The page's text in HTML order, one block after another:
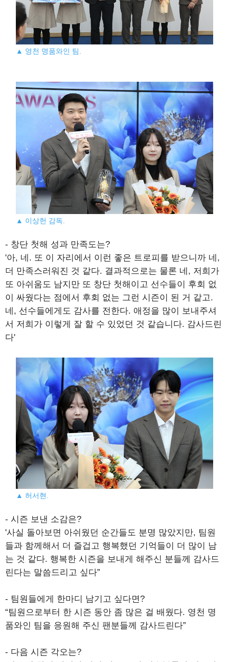
▲ 영천 명품와인 팀.
▲ 이상헌 감독.
- 창단 첫해 성과 만족도는?
'아, 네. 또 이 자리에서 이런 좋은 트로피를 받으니까 네,
더 만족스러워진 것 같다. 결과적으로는 물론 네, 저희가
또 아쉬움도 남지만 또 창단 첫해이고 선수들이 후회 없
이 싸웠다는 점에서 후회 없는 그런 시즌이 된 거 같고.
네, 선수들에게도 감사를 전한다. 애정을 많이 보내주셔
서 저희가 이렇게 잘 할 수 있었던 것 같습니다. 감사드린
다'
▲ 허서현.
- 시즌 보낸 소감은?
'사실 돌아보면 아쉬웠던 순간들도 분명 많았지만, 팀원
들과 함께해서 더 즐겁고 행복했던 기억들이 더 많이 남
는 것 같다. 행복한 시즌을 보내게 해주신 분들께 감사드
린다는 말씀드리고 싶다”
- 팀원들에게 한마디 남기고 싶다면?
“팀원으로부터 한 시즌 동안 좀 많은 걸 배웠다. 영천 명
품와인 팀을 응원해 주신 팬분들께 감사드린다”
- 다음 시즌 각오는?